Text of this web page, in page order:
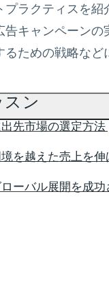
プラクティスを紹
告キャンペーンの
るための戦略など
スン
先市場の選定方法
境を越えた売上を
ローバル展開を成